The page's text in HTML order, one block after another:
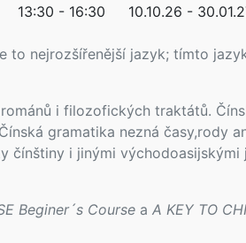
to nejrozšířenější jazyk; tímto
i filozofických traktátů.
gramatika nezná časy,rody
čínštiny i jinými
Beginer´s Course a A KEY TO
13:30 - 16:30 10.10.26 -